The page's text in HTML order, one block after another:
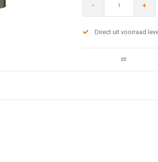
- +
Direct uit voorraad